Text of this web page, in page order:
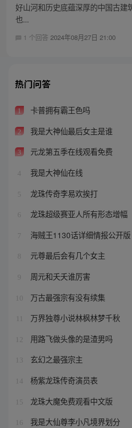
好山河和历史底蕴深厚的中国古建
也...
1 个回答 2024年08月27日 21:00
热门问答
1 卡普拥有霸王色吗
2 我是大神仙最后女主是谁
3 元龙第五季在线观看免费
4 我是大神仙在线
5 龙珠传奇李易欢挨打
6 龙珠超级赛亚人所有形态增幅
7 海贼王1130话详细情报公开版
8 元尊最后会有几个女主
9 周元和夭夭谁厉害
10 万古最强宗有没有续集
万界独尊小说林枫林梦千秋
12 用路飞做头像的是渣男吗
13 玄幻之最强宗主
14 杨紫龙珠传奇演员表
15 龙珠大魔免费观看中文版
16 我是大仙尊李小凡境界划分